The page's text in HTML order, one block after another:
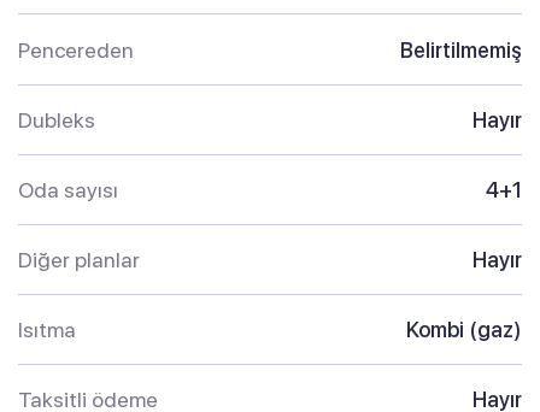
Pencereden Belirtilmemiş
Dubleks Hayır
Oda sayısı 4+1
Diğer planlar Hayır
Isıtma Kombi (gaz)
Taksitli ödeme Hayır